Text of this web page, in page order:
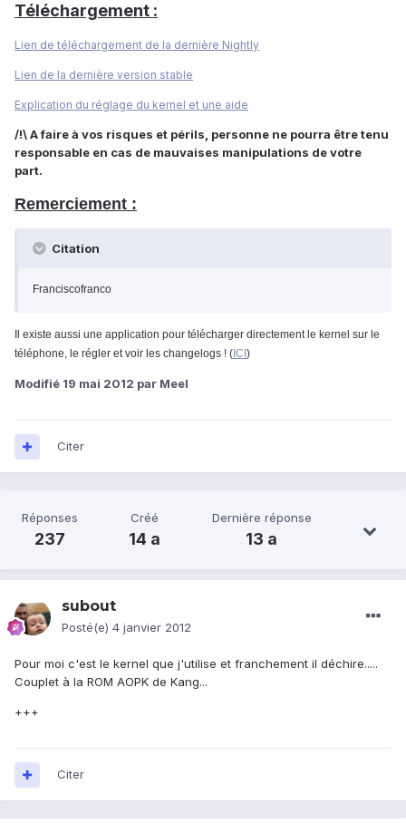
Téléchargement :
Lien de téléchargement de la dernière Nightly
Lien de la dernière version stable
Explication du réglage du kernel et une aide
/!\ A faire à vos risques et périls, personne ne pourra être tenu
responsable en cas de mauvaises manipulations de votre
part.
Remerciement :
Citation
Franciscofranco
Il existe aussi une application pour télécharger directement le kernel sur le
téléphone, le régler et voir les changelogs ! ( ICI )
Modifié 19 mai 2012 par Meel
Citer
Réponses
237
Créé
14 a
Dernière réponse
13 a
subout
Posté(e) 4 janvier 2012
Pour moi c'est le kernel que j'utilise et franchement il déchire.....
Couplet à la ROM AOPK de Kang...
+++
Citer